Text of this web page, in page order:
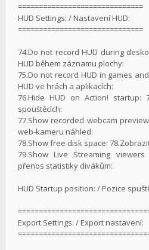
==============================
HUD Settings: / Nastavení HUD:
==============================
74.Do not record HUD during
HUD během záznamu plochy:
75.Do not record HUD in games
HUD ve hrách a aplikacích:
76.Hide HUD on Action! startup:
spouštěcích:
77.Show recorded webcam
web-kameru náhled:
78.Show free disk space:
79.Show Live Streaming
přenos statistiky divákům:
HUD Startup position: / Pozice
Export Settings: / Export nastavení: